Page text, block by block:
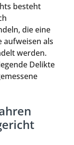
besteht
die eine
aufweisen als
werden.
Delikte